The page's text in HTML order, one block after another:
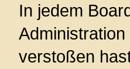
In jedem
verstoßen